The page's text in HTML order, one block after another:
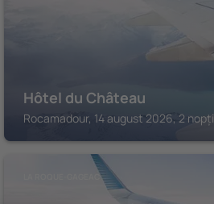
Hôtel du Château
Rocamadour, 14 august 2026, 2 nopți